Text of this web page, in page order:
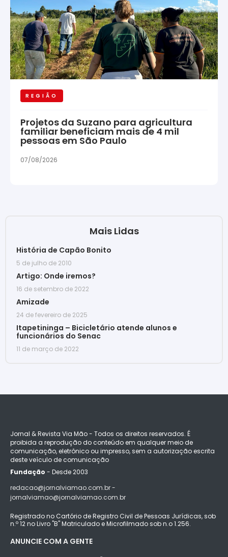
REGIÃO
Projetos da Suzano para agricultura
familiar beneficiam mais de 4 mil
pessoas em São Paulo
07/08/2026
Mais Lidas
História de Capão Bonito
5 de julho de 2010
Artigo: Onde iremos?
16 de setembro de 2022
Amizade
24 de fevereiro de 2025
Itapetininga – Bicicletário atende alunos e
funcionários do Senac
11 de março de 2022
Jornal & Revista Via Mão - Todos os direitos reservados. É
proibida a reprodução do conteúdo em qualquer meio de
comunicação, eletrônico ou impresso, sem a autorização escrita
deste veículo de comunicação
Fundação - Desde 2003
redacao@jornalviamao.com.br -
jornalviamao@jornalviamao.com.br
Registrado no Cartório de Registro Civil de Pessoas Jurídicas, sob
n.º 12 no Livro "B" Matriculado e Microfilmado sob n.o 1.256.
ANUNCIE COM A GENTE